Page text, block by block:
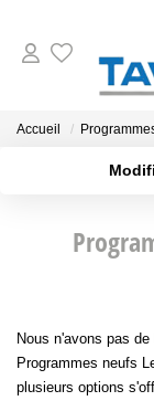
Accueil
Type de bien
Nous n'avons pas
Programmes neufs
plusieurs options